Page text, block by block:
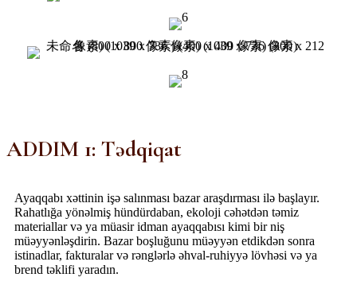
ADDIM 1: Tədqiqat
Ayaqqabı xəttinin işə salınması bazar araşdırması ilə başlayır.
Rahatlığa yönəlmiş hündürdaban, ekoloji cəhətdən təmiz
materiallar və ya müasir idman ayaqqabısı kimi bir niş
müəyyənləşdirin. Bazar boşluğunu müəyyən etdikdən sonra
istinadlar, fakturalar və rənglərlə əhval-ruhiyyə lövhəsi və ya
brend təklifi yaradın.